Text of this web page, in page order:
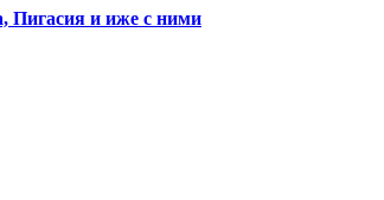
Пигасия и иже с ними